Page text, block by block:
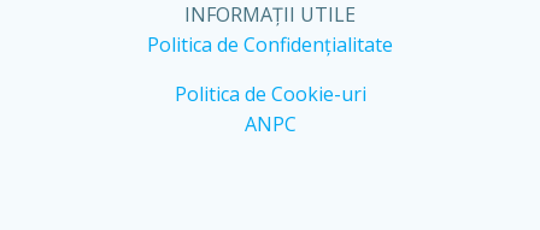
INFORMAȚII UTILE
Politica de Confidențialitate
Politica de Cookie-uri
ANPC